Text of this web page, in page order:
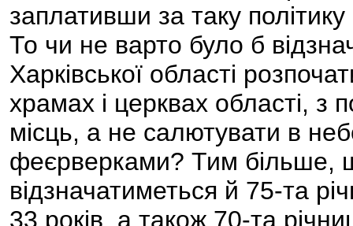
заплативши за таку
То чи не варто було б
Харківської області
храмах і церквах області, з
місць, а не салютувати в
феєрверками? Тим більше,
відзначатиметься й 75-та
33 років, а також 70-та